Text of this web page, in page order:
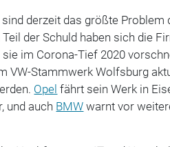
derzeit das größte Problem
Teil der Schuld haben sich die
im Corona-Tief 2020
VW-Stammwerk Wolfsburg
Opel fährt sein Werk in
und auch BMW warnt vor